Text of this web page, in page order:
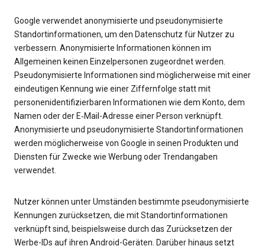
Google verwendet anonymisierte und pseudonymisierte
Standortinformationen, um den Datenschutz für Nutzer zu
verbessern. Anonymisierte Informationen können im
Allgemeinen keinen Einzelpersonen zugeordnet werden.
Pseudonymisierte Informationen sind möglicherweise mit einer
eindeutigen Kennung wie einer Ziffernfolge statt mit
personenidentifizierbaren Informationen wie dem Konto, dem
Namen oder der E‑Mail-Adresse einer Person verknüpft.
Anonymisierte und pseudonymisierte Standortinformationen
werden möglicherweise von Google in seinen Produkten und
Diensten für Zwecke wie Werbung oder Trendangaben
verwendet.
Nutzer können unter Umständen bestimmte pseudonymisierte
Kennungen zurücksetzen, die mit Standortinformationen
verknüpft sind, beispielsweise durch das Zurücksetzen der
Werbe-IDs auf ihren Android-Geräten. Darüber hinaus setzt